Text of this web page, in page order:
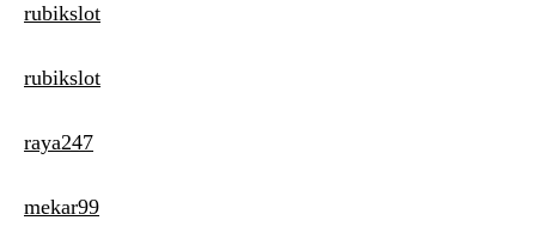
rubikslot
rubikslot
raya247
mekar99